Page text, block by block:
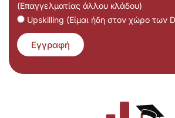
(Επαγγελματίας άλλου κλάδου)
Upskilling (Είμαι ήδη στον χώρο των
Εγγραφή